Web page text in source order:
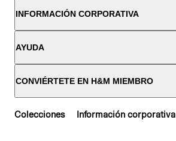
INFORMACIÓN CORPORATIVA
AYUDA
CONVIÉRTETE EN H&M MIEMBRO
Colecciones Información corporativa